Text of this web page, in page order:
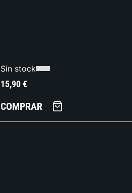
Sin stock
15,90€
COMPRAR